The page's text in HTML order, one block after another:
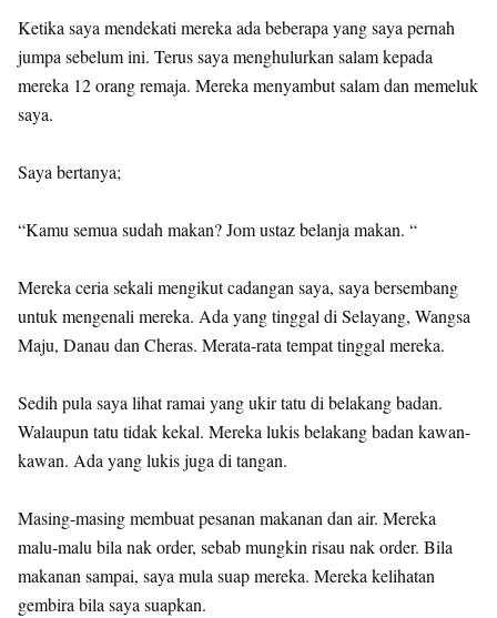
Ketika saya mendekati mereka ada beberapa yang saya pernah
jumpa sebelum ini. Terus saya menghulurkan salam kepada
mereka 12 orang remaja. Mereka menyambut salam dan memeluk
saya.
Saya bertanya;
“Kamu semua sudah makan? Jom ustaz belanja makan. “
Mereka ceria sekali mengikut cadangan saya, saya bersembang
untuk mengenali mereka. Ada yang tinggal di Selayang, Wangsa
Maju, Danau dan Cheras. Merata-rata tempat tinggal mereka.
Sedih pula saya lihat ramai yang ukir tatu di belakang badan.
Walaupun tatu tidak kekal. Mereka lukis belakang badan kawan-
kawan. Ada yang lukis juga di tangan.
Masing-masing membuat pesanan makanan dan air. Mereka
malu-malu bila nak order, sebab mungkin risau nak order. Bila
makanan sampai, saya mula suap mereka. Mereka kelihatan
gembira bila saya suapkan.